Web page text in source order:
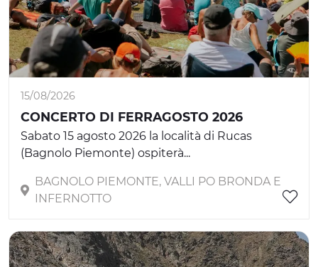
15/08/2026
CONCERTO DI FERRAGOSTO 2026
Sabato 15 agosto 2026 la località di Rucas
(Bagnolo Piemonte) ospiterà...
BAGNOLO PIEMONTE, VALLI PO BRONDA E
INFERNOTTO